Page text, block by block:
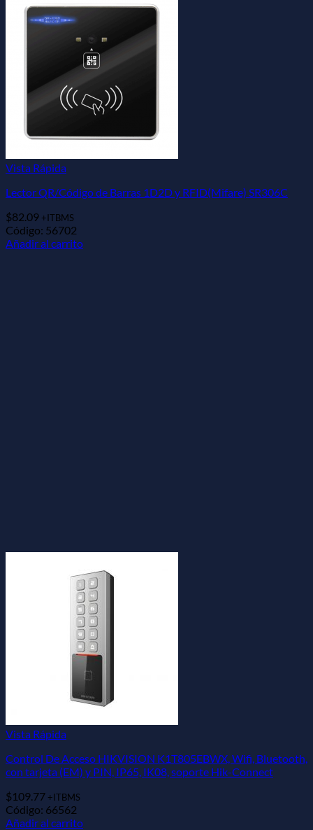
Vista Rápida
Lector QR/Código de Barras 1D2D y RFID(Mifare) SR306C
$82.09 +ITBMS
Código: 56702
Añadir al carrito
Vista Rápida
Control De Acceso HIKVISION K1T805EBWX, Wifi, Bluetooth,
con tarjeta (EM) y PIN, IP65, IK08, soporte Hik-Connect
$109.77 +ITBMS
Código: 66562
Añadir al carrito